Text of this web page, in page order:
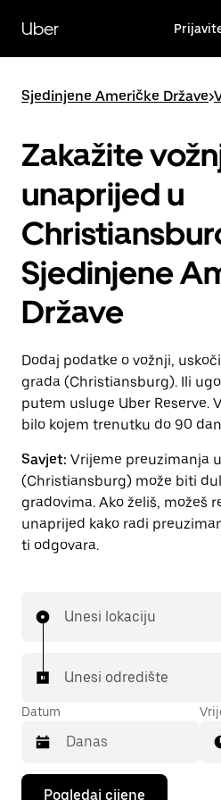
glavni
sadržaj
Uber
Sjedinjene Američke Države>
Zakažite
unaprijed u
Sjedinjene
Države
Dodaj podatke o vožnji,
grada (Christiansburg). Ili
putem usluge Uber Reserve.
bilo kojem trenutku do 90
Savjet: Vrijeme preuzimanja
(Christiansburg) može biti
gradovima. Ako želiš, možeš
unaprijed kako radi
ti odgovara.
Unesi lokaciju
Unesi odredište
Datum
Pritisni
Pogledaj cijene